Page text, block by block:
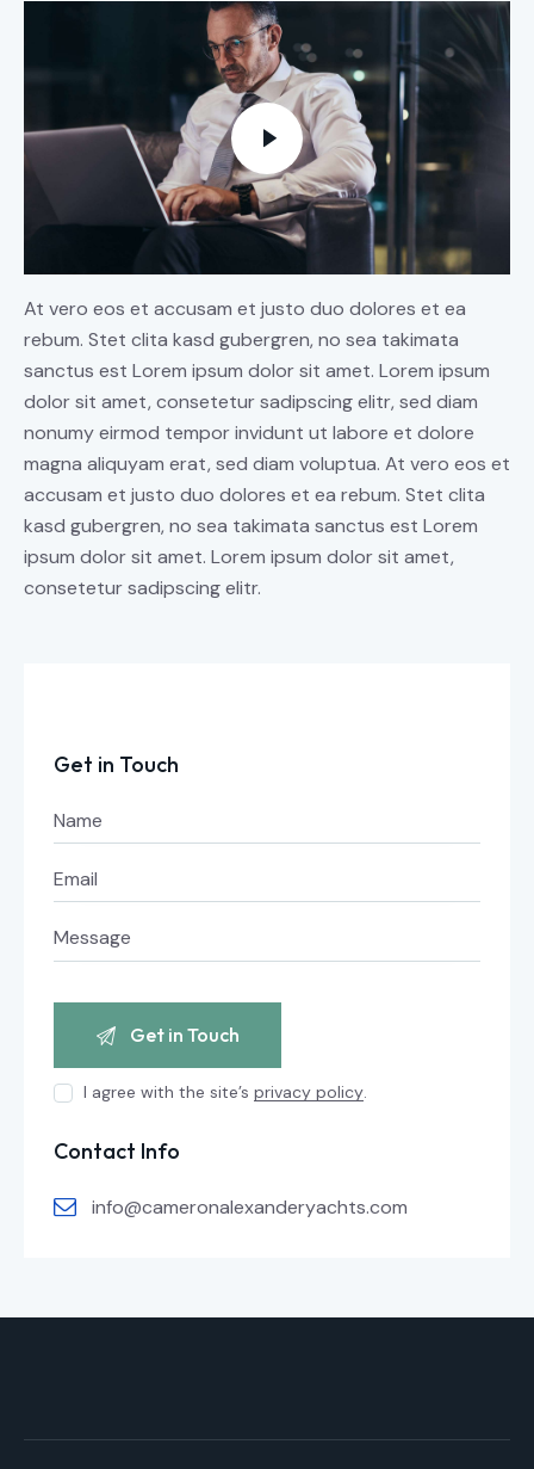
At vero eos et accusam et justo duo dolores et ea
rebum. Stet clita kasd gubergren, no sea takimata
sanctus est Lorem ipsum dolor sit amet. Lorem ipsum
dolor sit amet, consetetur sadipscing elitr, sed diam
nonumy eirmod tempor invidunt ut labore et dolore
magna aliquyam erat, sed diam voluptua. At vero eos et
accusam et justo duo dolores et ea rebum. Stet clita
kasd gubergren, no sea takimata sanctus est Lorem
ipsum dolor sit amet. Lorem ipsum dolor sit amet,
consetetur sadipscing elitr.
Get in Touch
I agree with the site’sprivacy policy.
Contact Info
info@cameronalexanderyachts.com